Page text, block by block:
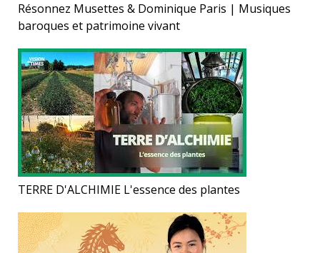
Résonnez Musettes & Dominique Paris | Musiques
baroques et patrimoine vivant
TERRE D'ALCHIMIE L'essence des plantes